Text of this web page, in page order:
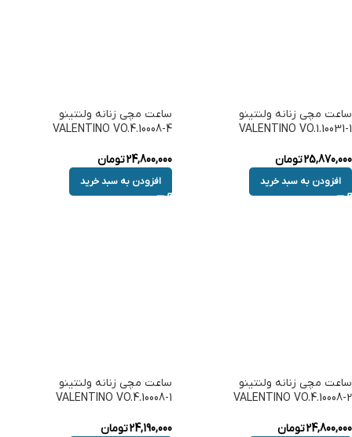
ساعت مچی زنانه ولنتینو
VALENTINO VO.1.10031-1
25,870,000تومان
افزودن به سبد خرید
ساعت مچی زنانه ولنتینو
VALENTINO VO.4.10008-4
24,800,000تومان
افزودن به سبد خرید
ساعت مچی زنانه ولنتینو
VALENTINO VO.4.10008-2
24,800,000تومان
ساعت مچی زنانه ولنتینو
VALENTINO VO.4.10008-1
24,190,000تومان